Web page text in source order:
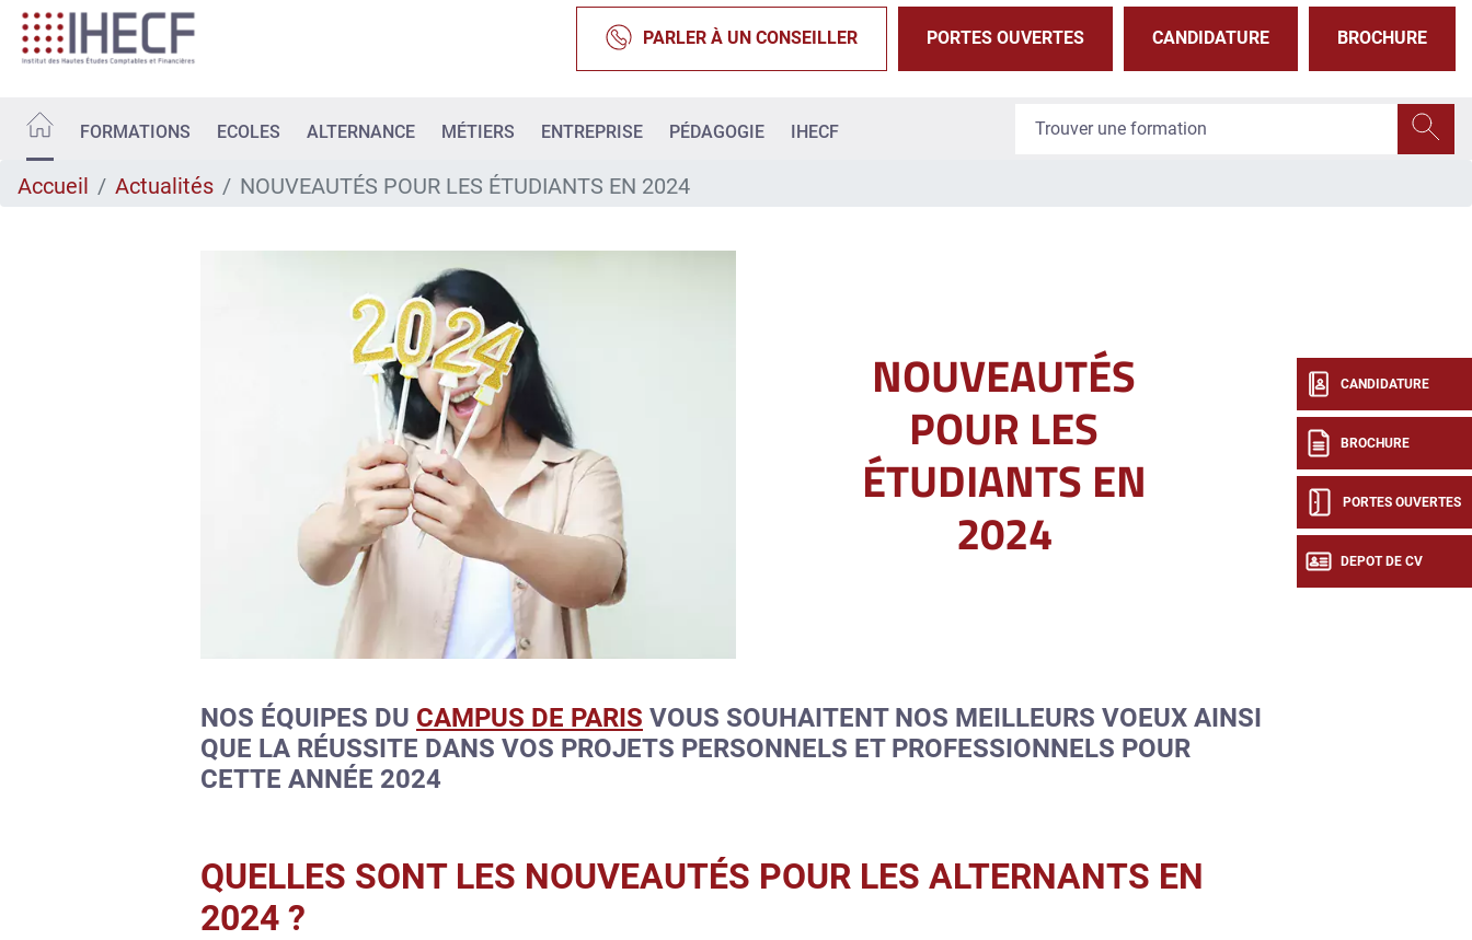
Aller
contenu
PARLER À UN CONSEILLER PORTES OUVERTES CANDIDATURE BROCHURE
FORMATIONS ECOLES ALTERNANCE MÉTIERS ENTREPRISE PÉDAGOGIE IHECF
CANDIDATURE
BROCHURE
PORTES OUVERTES
DEPOT DE CV
Accueil Actualités NOUVEAUTÉS POUR LES ÉTUDIANTS EN 2024
NOUVEAUTÉS
POUR LES
ÉTUDIANTS EN
2024
NOS ÉQUIPES DU CAMPUS DE PARIS VOUS SOUHAITENT NOS MEILLEURS VOEUX AINSI
QUE LA RÉUSSITE DANS VOS PROJETS PERSONNELS ET PROFESSIONNELS POUR
CETTE ANNÉE 2024
QUELLES SONT LES NOUVEAUTÉS POUR LES ALTERNANTS EN
2024 ?